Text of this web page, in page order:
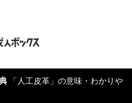
「人工皮革」の意味・わかりや